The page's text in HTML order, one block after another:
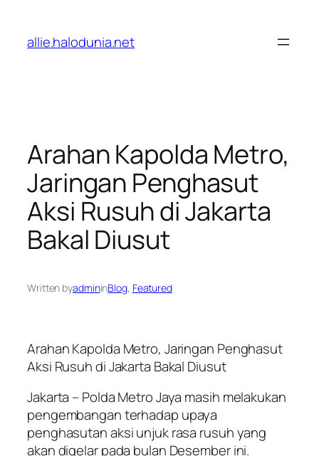
konten
allie.halodunia.net
Arahan Kapolda Metro,
Jaringan Penghasut
Aksi Rusuh di Jakarta
Bakal Diusut
Written byadmininBlog, Featured
Arahan Kapolda Metro, Jaringan Penghasut
Aksi Rusuh di Jakarta Bakal Diusut
Jakarta – Polda Metro Jaya masih melakukan
pengembangan terhadap upaya
penghasutan aksi unjuk rasa rusuh yang
akan digelar pada bulan Desember ini.